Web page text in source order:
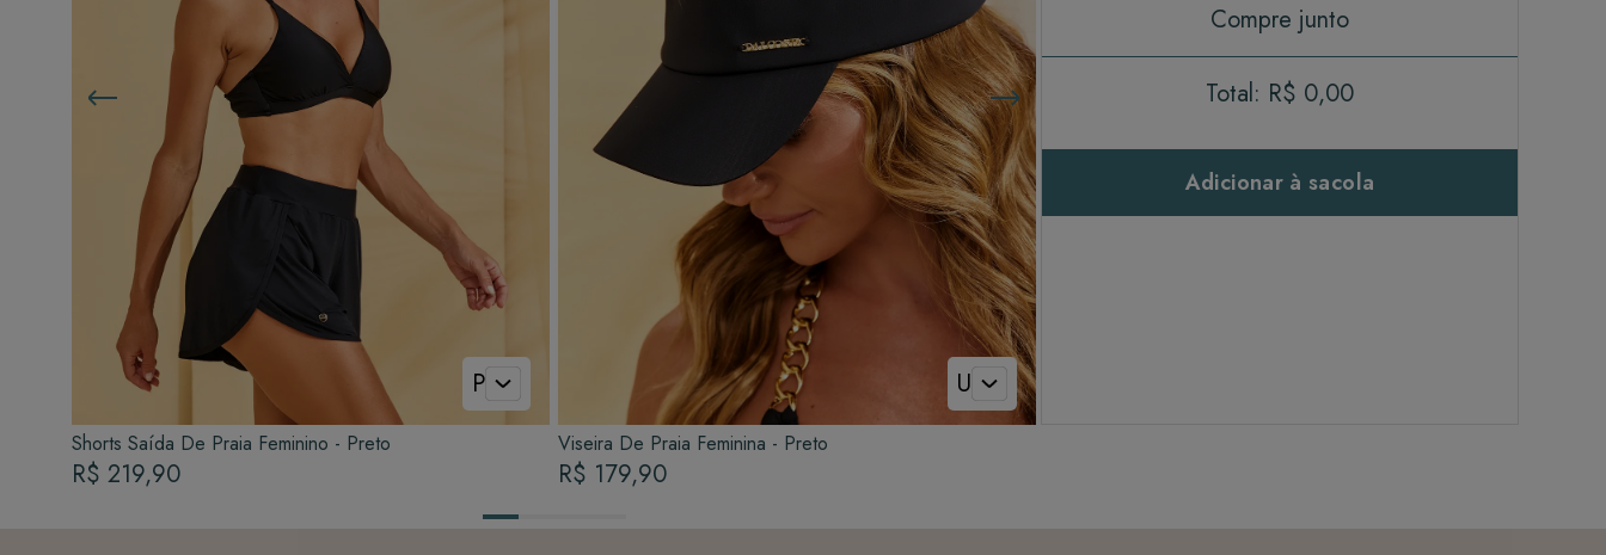
P
Shorts Saída De Praia Feminino - Preto
R$ 219,90
U
Viseira De Praia Feminina - Preto
R$ 179,90
Compre junto
Total: R$ 0,00
Adicionar à sacola